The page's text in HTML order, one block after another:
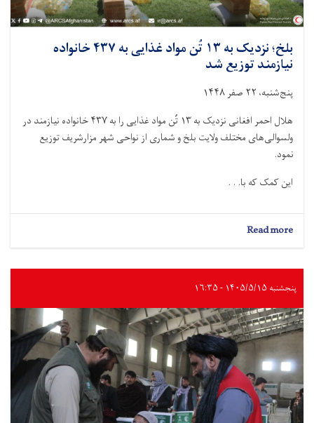
بلخ؛ نزدیک به ۱۳ تُن مواد غذایی به ۴۳۷ خانواده
نیازمند توزیع شد
پنج‌شنبه، ۲۲ صفر ۱۴۴۸
هلال احمر افغانی نزدیک به ۱۳ تُن مواد غذایی را به ۴۳۷ خانواده نیازمند در
ولسوالی‌های مختلف ولایت بلخ و شماری از نواحی شهر مزارشریف توزیع
نمود.
این کمک‌ که با. . .
Read more
بلخ؛
به
۱۳
مواد
غذایی
به
۴۳۷
خانواده
نیازمند
توزیع
شد
پنجشنبه ۱۴۰۵/۵/۱۵ - ۱۶:۳۵